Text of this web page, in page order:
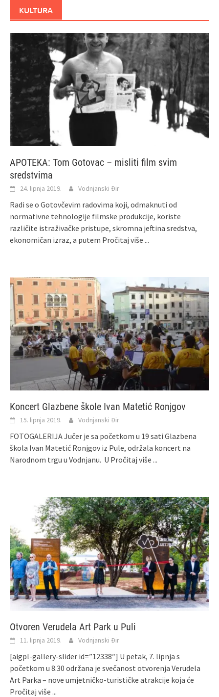
KULTURA
APOTEKA: Tom Gotovac – misliti film svim
sredstvima
24. lipnja 2019. Vodnjanski Đir
Radi se o Gotovčevim radovima koji, odmaknuti od
normativne tehnologije filmske produkcije, koriste
različite istraživačke pristupe, skromna jeftina sredstva,
ekonomičan izraz, a putem Pročitaj više ...
Koncert Glazbene škole Ivan Matetić Ronjgov
15. lipnja 2019. Vodnjanski Đir
FOTOGALERIJA Jučer je sa početkom u 19 sati Glazbena
škola Ivan Matetić Ronjgov iz Pule, održala koncert na
Narodnom trgu u Vodnjanu. U Pročitaj više ...
Otvoren Verudela Art Park u Puli
11. lipnja 2019. Vodnjanski Đir
[aigpl-gallery-slider id=”12338″] U petak, 7. lipnja s
početkom u 8.30 održana je svečanost otvorenja Verudela
Art Parka – nove umjetničko-turističke atrakcije koja će
Pročitaj više ...